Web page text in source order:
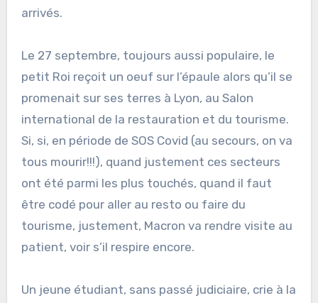
arrivés.
Le 27 septembre, toujours aussi populaire, le
petit Roi reçoit un oeuf sur l’épaule alors qu’il se
promenait sur ses terres à Lyon, au Salon
international de la restauration et du tourisme.
Si, si, en période de SOS Covid (au secours, on va
tous mourir!!!), quand justement ces secteurs
ont été parmi les plus touchés, quand il faut
être codé pour aller au resto ou faire du
tourisme, justement, Macron va rendre visite au
patient, voir s’il respire encore.
Un jeune étudiant, sans passé judiciaire, crie à la